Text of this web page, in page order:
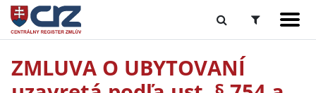
ZMLUVA O UBYTOVANÍ